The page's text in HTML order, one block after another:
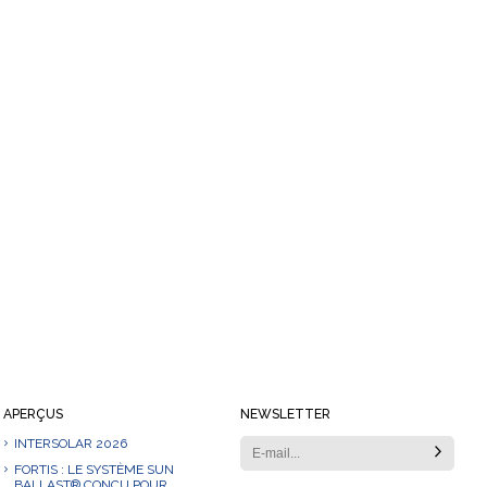
APERÇUS
INTERSOLAR 2026
FORTIS : LE SYSTÈME SUN
NEWSLETTER